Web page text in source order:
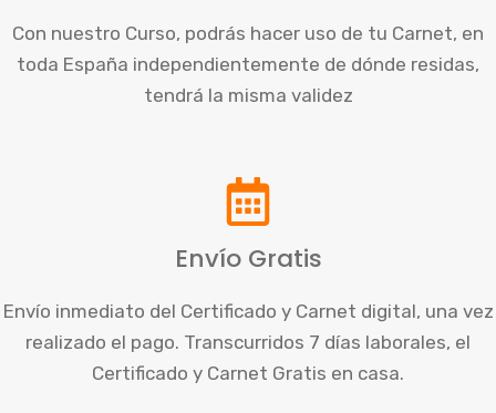
Con nuestro Curso, podrás hacer uso de tu Carnet, en
toda España independientemente de dónde residas,
tendrá la misma validez
Envío Gratis
Envío inmediato del Certificado y Carnet digital, una vez
realizado el pago. Transcurridos 7 días laborales, el
Certificado y Carnet Gratis en casa.